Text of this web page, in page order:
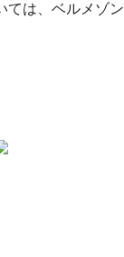
ては、ベルメゾン